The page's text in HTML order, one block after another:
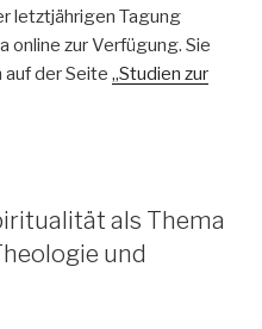
letztjährigen Tagung
online zur Verfügung. Sie
der Seite „Studien zur
als Thema
und